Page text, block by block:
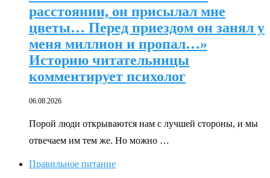
расстоянии, он присылал мне
цветы… Перед приездом он занял у
меня миллион и пропал…»
Историю читательницы
комментирует психолог
06.08.2026
Порой люди открываются нам с лучшей стороны, и мы
отвечаем им тем же. Но можно …
Правильное питание